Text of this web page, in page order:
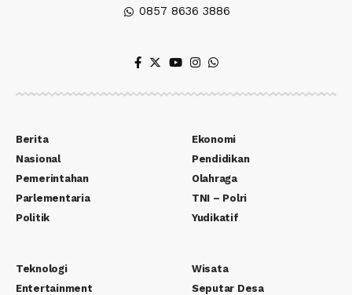
0857 8636 3886
Berita
Nasional
Pemerintahan
Parlementaria
Politik
Ekonomi
Pendidikan
Olahraga
TNI – Polri
Yudikatif
Teknologi
Entertainment
Wisata
Seputar Desa